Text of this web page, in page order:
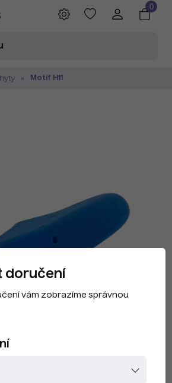
0
Motif H11
doručení
vám zobrazíme správnou